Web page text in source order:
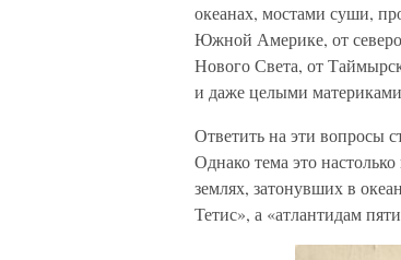
океанах, мостами суши,
Южной Америке, от
Нового Света, от
и даже целыми
Ответить на эти вопросы
Однако тема это
землях, затонувших в
Тетис», а «атлантидам